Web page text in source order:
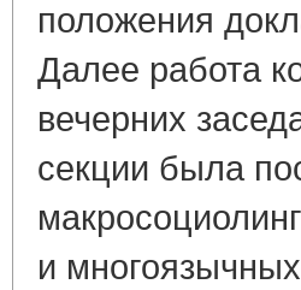
положения
Далее работа
вечерних
секции была
и